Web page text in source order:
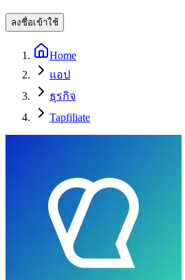
ลงชื่อเข้าใช้
Home
แอป
ธุรกิจ
Tapfiliate